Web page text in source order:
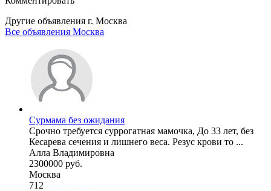
Другие объявления г. Москва
Все объявления Москва
Сурмама без ожидания
Срочно требуется суррогатная мамочка, До 33 лет, без
Кесарева сечения и лишнего веса. Резус крови то ...
Алла Владимировна
2300000 руб.
Москва
712